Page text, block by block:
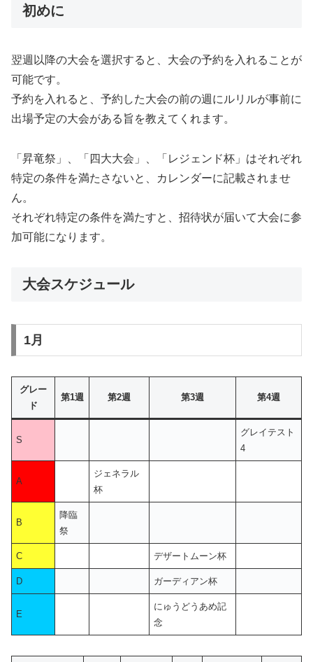
初めに
翌週以降の大会を選択すると、大会の予約を入れることが
可能です。
予約を入れると、予約した大会の前の週にルリルが事前に
出場予定の大会がある旨を教えてくれます。
「昇竜祭」、「四大大会」、「レジェンド杯」はそれぞれ
特定の条件を満たさないと、カレンダーに記載されませ
ん。
それぞれ特定の条件を満たすと、招待状が届いて大会に参
加可能になります。
大会スケジュール
1月
グレー
ド
第1週 第2週 第3週 第4週
S
グレイテスト
4
A
ジェネラル
杯
B
降臨
祭
C デザートムーン杯
D ガーディアン杯
E
にゅうどうあめ記
念